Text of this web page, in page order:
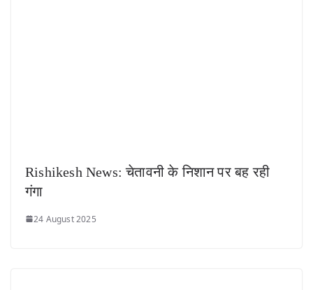
Rishikesh News: चेतावनी के निशान पर बह रही
गंगा
24 August 2025